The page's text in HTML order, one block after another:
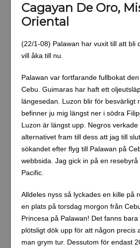
Cagayan De Oro,
Oriental
(22/1-08) Palawan har vuxit till att bli
vill åka till nu.
Palawan var fortfarande fullbokat
Cebu. Guimaras har haft ett
längesedan. Luzon blir för besvärligt
befinner ju mig längst ner i södra
Luzon är längst upp. Negros verkade
alternativet fram till dess att jag till
sökandet efter flyg till Palawan på
webbsida. Jag gick in på en
Pacific.
Alldeles nyss så lyckades en kille på
en plats på torsdag morgon från
Princesa på Palawan! Det fanns
plötsligt dök upp för att någon precis
man grym tur. Dessutom för endast